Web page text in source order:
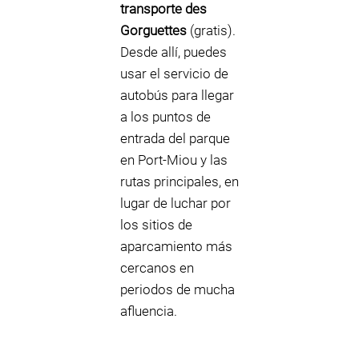
transporte des
Gorguettes (gratis).
Desde allí, puedes
usar el servicio de
autobús para llegar
a los puntos de
entrada del parque
en Port-Miou y las
rutas principales, en
lugar de luchar por
los sitios de
aparcamiento más
cercanos en
periodos de mucha
afluencia.